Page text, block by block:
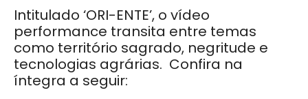
Intitulado ‘ORI-ENTE’, o vídeo
performance transita entre temas
como território sagrado, negritude e
tecnologias agrárias. Confira na
íntegra a seguir: